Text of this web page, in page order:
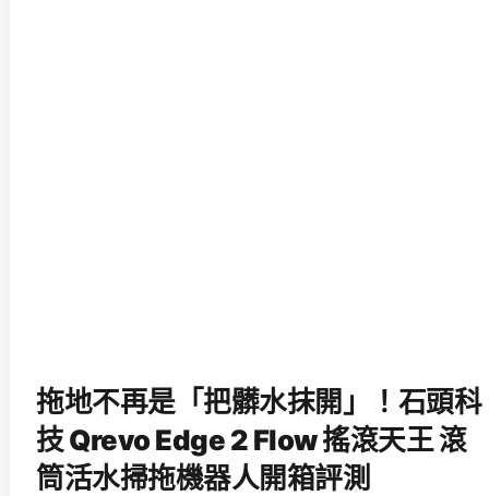
拖地不再是「把髒水抹開」！石頭科
技 Qrevo Edge 2 Flow 搖滾天王 滾
筒活水掃拖機器人開箱評測